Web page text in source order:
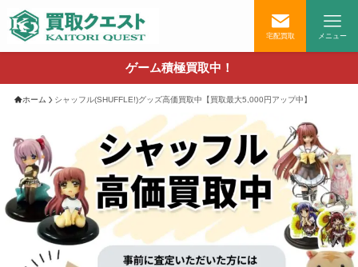
宅配買取 メニュー
ゲーム積極買取中！
ホーム シャッフル(SHUFFLE!)グッズ高価買取中【買取最大5,000円アップ中】